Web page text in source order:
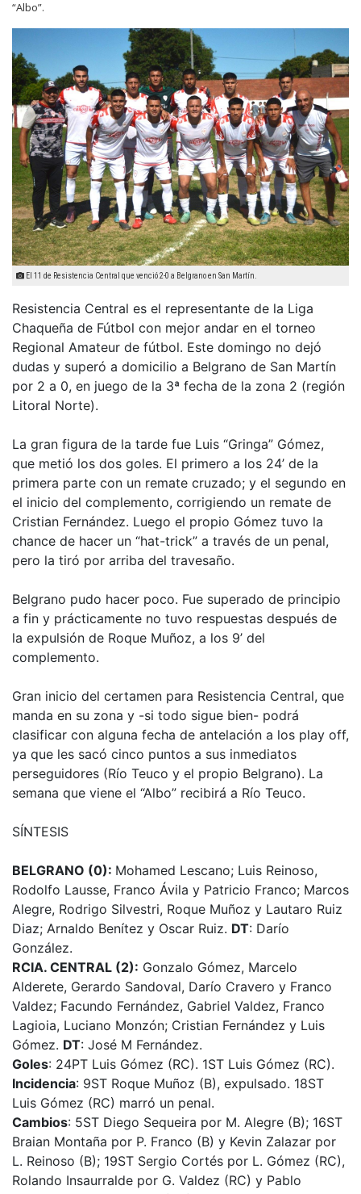
“Albo”.
El 11 de Resistencia Central que venció 2-0 a Belgrano en San Martín.
Resistencia Central es el representante de la Liga
Chaqueña de Fútbol con mejor andar en el torneo
Regional Amateur de fútbol. Este domingo no dejó
dudas y superó a domicilio a Belgrano de San Martín
por 2 a 0, en juego de la 3ª fecha de la zona 2 (región
Litoral Norte).
La gran figura de la tarde fue Luis “Gringa” Gómez,
que metió los dos goles. El primero a los 24’ de la
primera parte con un remate cruzado; y el segundo en
el inicio del complemento, corrigiendo un remate de
Cristian Fernández. Luego el propio Gómez tuvo la
chance de hacer un “hat-trick” a través de un penal,
pero la tiró por arriba del travesaño.
Belgrano pudo hacer poco. Fue superado de principio
a fin y prácticamente no tuvo respuestas después de
la expulsión de Roque Muñoz, a los 9’ del
complemento.
Gran inicio del certamen para Resistencia Central, que
manda en su zona y -si todo sigue bien- podrá
clasificar con alguna fecha de antelación a los play off,
ya que les sacó cinco puntos a sus inmediatos
perseguidores (Río Teuco y el propio Belgrano). La
semana que viene el “Albo” recibirá a Río Teuco.
SÍNTESIS
BELGRANO (0): Mohamed Lescano; Luis Reinoso,
Rodolfo Lausse, Franco Ávila y Patricio Franco; Marcos
Alegre, Rodrigo Silvestri, Roque Muñoz y Lautaro Ruiz
Diaz; Arnaldo Benítez y Oscar Ruiz. DT: Darío
González.
RCIA. CENTRAL (2): Gonzalo Gómez, Marcelo
Alderete, Gerardo Sandoval, Darío Cravero y Franco
Valdez; Facundo Fernández, Gabriel Valdez, Franco
Lagioia, Luciano Monzón; Cristian Fernández y Luis
Gómez. DT: José M Fernández.
Goles: 24PT Luis Gómez (RC). 1ST Luis Gómez (RC).
Incidencia: 9ST Roque Muñoz (B), expulsado. 18ST
Luis Gómez (RC) marró un penal.
Cambios: 5ST Diego Sequeira por M. Alegre (B); 16ST
Braian Montaña por P. Franco (B) y Kevin Zalazar por
L. Reinoso (B); 19ST Sergio Cortés por L. Gómez (RC),
Rolando Insaurralde por G. Valdez (RC) y Pablo